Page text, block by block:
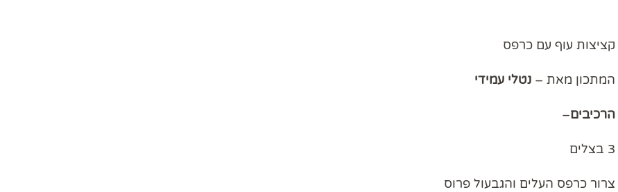
קציצות עוף עם כרפס
המתכון מאת – נטלי עמידי
הרכיבים–
3 בצלים
צרור כרפס העלים והגבעול פרוס